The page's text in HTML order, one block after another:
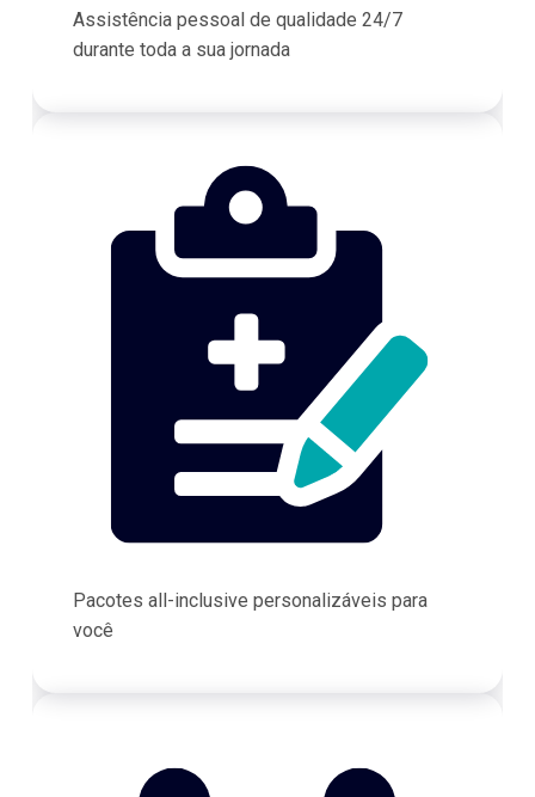
Assistência pessoal de qualidade 24/7
durante toda a sua jornada
Pacotes all-inclusive personalizáveis para
você